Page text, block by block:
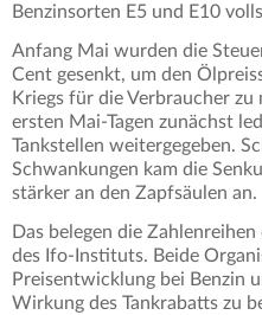
Benzinsorten E5 und E10
Anfang Mai wurden die
Cent gesenkt, um den
Kriegs für die Verbraucher
ersten Mai-Tagen zunächst
Tankstellen weitergegeben.
Schwankungen kam die
stärker an den Zapfsäulen an.
Das belegen die
des Ifo-Instituts. Beide
Preisentwicklung bei Benzin
Wirkung des Tankrabatts zu